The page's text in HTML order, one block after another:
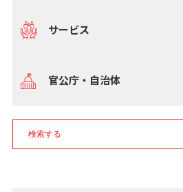
サービス
官公庁・自治体
検索する